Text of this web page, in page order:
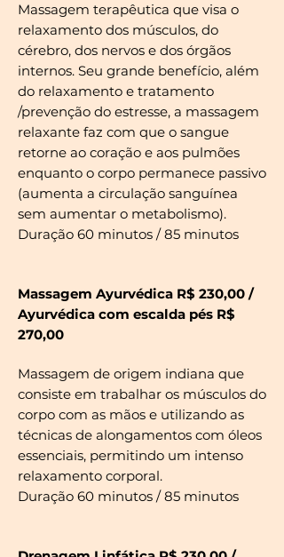
Massagem terapêutica que visa o
relaxamento dos músculos, do
cérebro, dos nervos e dos órgãos
internos. Seu grande benefício, além
do relaxamento e tratamento
/prevenção do estresse, a massagem
relaxante faz com que o sangue
retorne ao coração e aos pulmões
enquanto o corpo permanece passivo
(aumenta a circulação sanguínea
sem aumentar o metabolismo).
Duração 60 minutos / 85 minutos
Massagem Ayurvédica R$ 230,00 /
Ayurvédica com escalda pés R$
270,00
Massagem de origem indiana que
consiste em trabalhar os músculos do
corpo com as mãos e utilizando as
técnicas de alongamentos com óleos
essenciais, permitindo um intenso
relaxamento corporal.
Duração 60 minutos / 85 minutos